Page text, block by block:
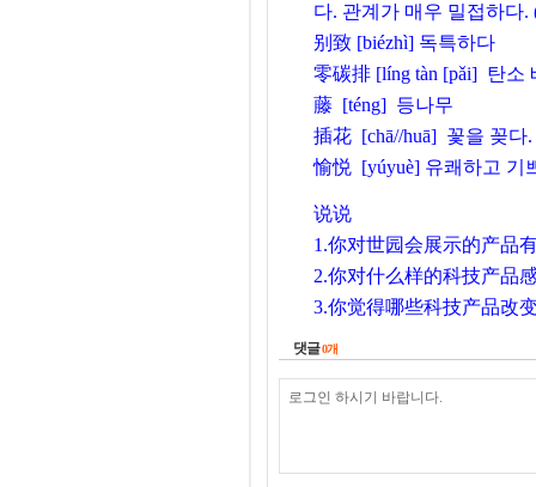
다. 관계가 매우 밀접하다.
别致 [biézhì] 독특하다
零碳排 [líng tàn [pǎi] 탄소
藤 [téng] 등나무
插花 [chā//huā] 꽃을 꽂다.
愉悦 [yúyuè] 유쾌하고 기
说说
1 .你对世园会展示的产品
2.你对什么样的科技产品
3.你觉得哪些科技产品改
댓글0개